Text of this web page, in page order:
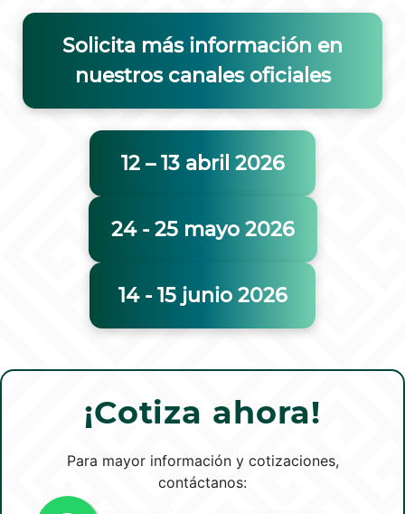
Solicita más información en
nuestros canales oficiales
12 – 13 abril 2026
24 - 25 mayo 2026
14 - 15 junio 2026
¡Cotiza ahora!
Para mayor información y cotizaciones,
contáctanos: